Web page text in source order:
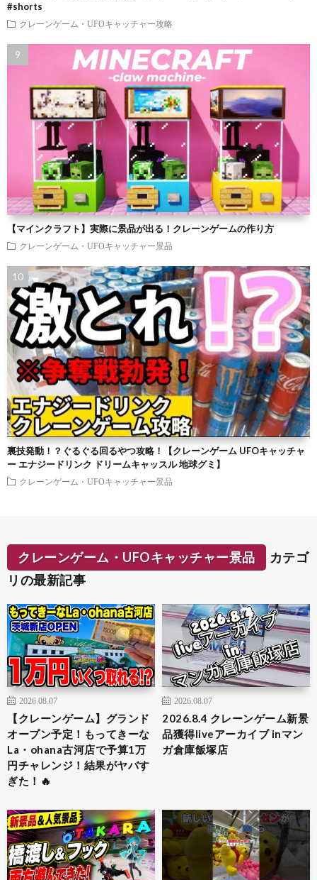
#shorts
クレーンゲーム・UFOキャッチャー攻略
【マインクラフト】実際に景品が出る！クレーンゲームの作り方
クレーンゲーム・UFOキャッチャー景品
裏技発動！？ぐるぐる回るやつ攻略！【クレーンゲーム UFOキャッチャ
ー エナジードリンク ドリームキャッスル 地球グミ】
クレーンゲーム・UFOキャッチャー景品
クレーンゲーム・UFOキャッチャー景品
カテゴ
リの最新記事
2026.08.07
【クレーンゲーム】グランド
オープン予定！もってきーな
La・ohana古河店で予算1万
円チャレンジ！結果がヤバす
ぎた！🔥
2026.08.07
2026.8.4 クレーンゲーム新景
品獲得liveアーカイブ inマン
ガ倉庫飯塚店